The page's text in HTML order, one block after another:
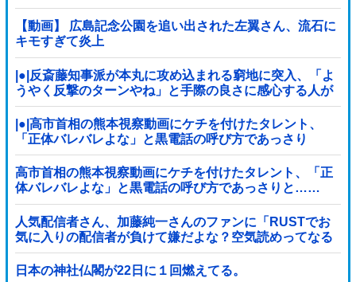
【動画】 広島記念公園を追い出された左翼さん、流石に
キモすぎて炎上
|●|反斎藤知事派が本丸に攻め込まれる窮地に突入、「よ
うやく反撃のターンやね」と手際の良さに感心する人が
続出中
|●|高市首相の熊本視察動画にケチを付けたタレント、
「正体バレバレよな」と黒電話の呼び方であっさり
と……
高市首相の熊本視察動画にケチを付けたタレント、「正
体バレバレよな」と黒電話の呼び方であっさりと……
人気配信者さん、加藤純一さんのファンに「RUSTでお
気に入りの配信者が負けて嫌だよな？空気読めってなる
よな？その結果がVCR。お前らVCR向いて...
日本の神社仏閣が22日に１回燃えてる。